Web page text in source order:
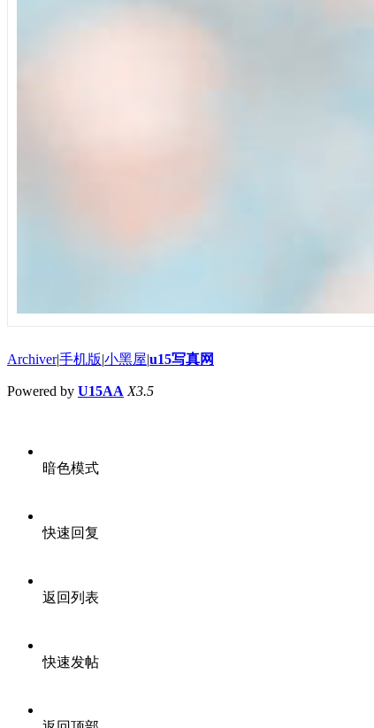
Archiver|手机版|小黑屋|u15写真网
Powered by U15AA X3.5
暗色模式
快速回复
返回列表
快速发帖